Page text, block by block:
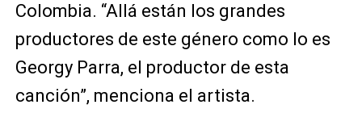
Colombia. “Allá están los grandes
productores de este género como lo es
Georgy Parra, el productor de esta
canción”, menciona el artista.